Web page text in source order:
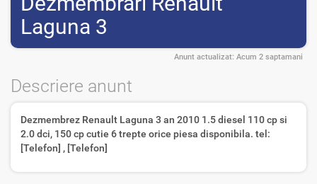
Laguna 3
Anunt actualizat: Acum 2 saptamani
Descriere anunt
Dezmembrez Renault Laguna 3 an 2010 1.5 diesel 110 cp si
2.0 dci, 150 cp cutie 6 trepte orice piesa disponibila. tel:
[Telefon] , [Telefon]